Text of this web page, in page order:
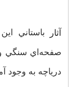
آثار باستاني
صفحه‌اي سنگي و
درياچه به وجود